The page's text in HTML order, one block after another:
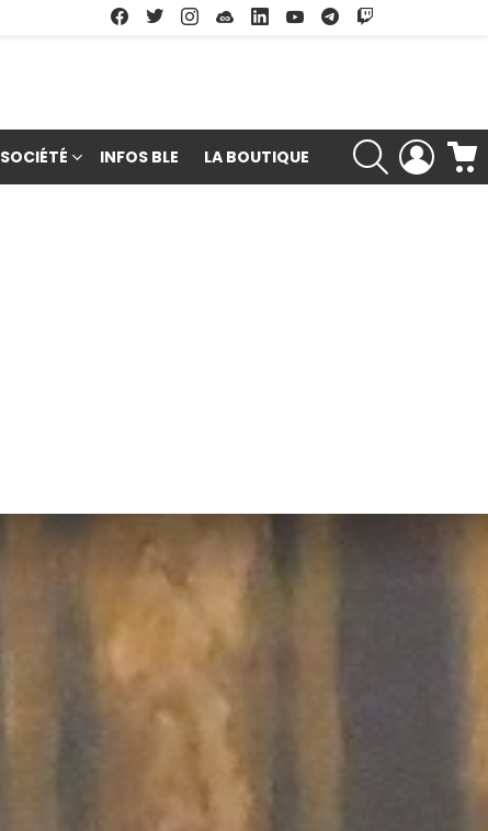
Facebook
TwitterInstagramSoundcloud
LinkedinYoutubeGoogle Play
SOCIÉTÉ INFOS BLE LA BOUTIQUE
RECHERCHE
LOGIN